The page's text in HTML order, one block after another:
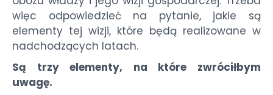
więc odpowiedzieć na pytanie, jakie są
elementy tej wizji, które będą realizowane w
nadchodzących latach.
Są trzy elementy, na które zwróciłbym
uwagę.